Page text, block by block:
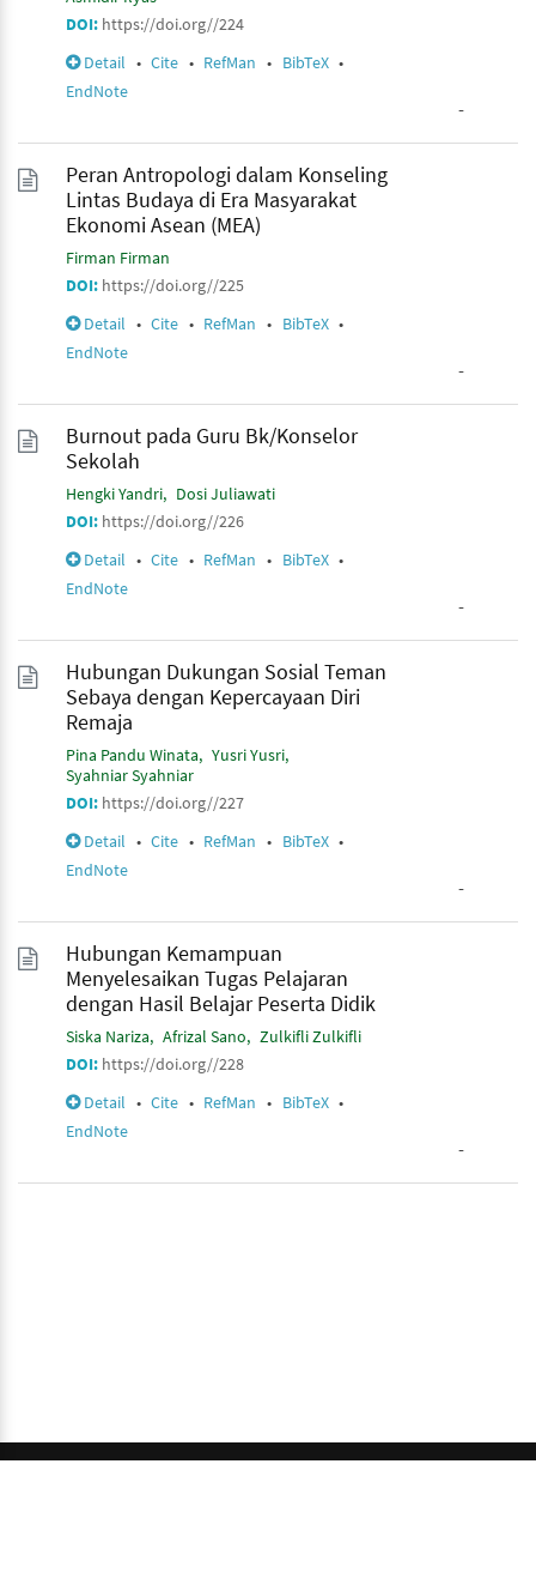
DOI: https://doi.org//224
Detail • Cite • RefMan • BibTeX •
EndNote
-
Peran Antropologi dalam Konseling
Lintas Budaya di Era Masyarakat
Ekonomi Asean (MEA)
Firman Firman
DOI: https://doi.org//225
Detail • Cite • RefMan • BibTeX •
EndNote
-
Burnout pada Guru Bk/Konselor
Sekolah
Hengki Yandri
Dosi Juliawati
DOI: https://doi.org//226
Detail • Cite • RefMan • BibTeX •
EndNote
-
Hubungan Dukungan Sosial Teman
Sebaya dengan Kepercayaan Diri
Remaja
Pina Pandu Winata
Yusri Yusri
Syahniar Syahniar
DOI: https://doi.org//227
Detail • Cite • RefMan • BibTeX •
EndNote
-
Hubungan Kemampuan
Menyelesaikan Tugas Pelajaran
dengan Hasil Belajar Peserta Didik
Siska Nariza Afrizal Sano
Zulkifli Zulkifli
DOI: https://doi.org//228
Detail • Cite • RefMan • BibTeX •
EndNote
-